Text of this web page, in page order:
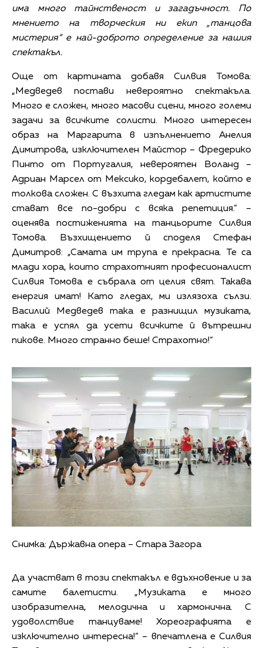
има много тайнственост и загадъчност. По
мнението на творческия ни екип „танцова
мистерия“ е най-доброто определение за нашия
спектакъл.
Още от картината добавя Силвия Томова:
„Медведев постави невероятно спектакъла.
Много е сложен, много масови сцени, много големи
задачи за всичките солисти. Много интересен
образ на Маргарита в изпълнението Анелия
Димитрова, изключителен Майстор – Фредерико
Пинто от Португалия, невероятен Воланд –
Адриан Марсел от Мексико, кордебалет, който е
толкова сложен. С възхита гледам как артистите
стават все по-добри с всяка репетиция.“ –
оценява постиженията на танцьорите Силвия
Томова. Възхищението й споделя Стефан
Димитров: „Самата им трупа е прекрасна. Те са
млади хора, които страхотният професионалист
Силвия Томова е събрала от целия свят. Такава
енергия имат! Като гледах, ми излязоха сълзи.
Василий Медведев така е разнищил музиката,
така е успял да усети всичките й вътрешни
пикове. Много странно беше! Страхотно!“
Снимка: Държавна опера – Стара Загора
Да участват в този спектакъл е вдъхновение и за
самите балетисти. „Музиката е много
изобразителна, мелодична и хармонична. С
удоволствие танцуваме! Хореографията е
изключително интересна!“ – впечатлена е Силвия